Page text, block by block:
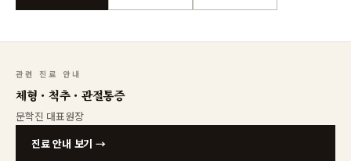
관련 진료 안내
체형 · 척추 · 관절통증
문학진 대표원장
진료 안내 보기 →